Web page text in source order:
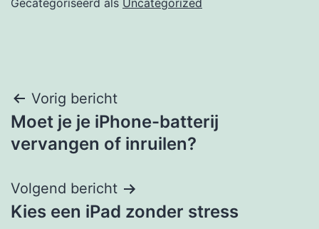
Gecategoriseerd als Uncategorized
Post
navigation
Vorig bericht
Moet je je iPhone-batterij
vervangen of inruilen?
Volgend bericht
Kies een iPad zonder stress